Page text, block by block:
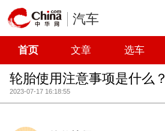
汽车
首页 文章 选车
轮胎使用注意事项是什么？
2023-07-17 16:18:55